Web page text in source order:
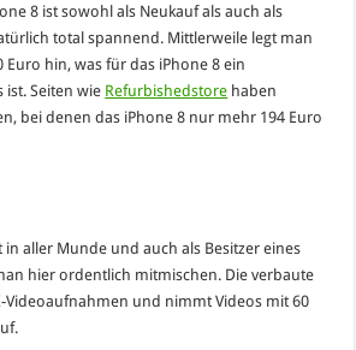
8 ist sowohl als Neukauf als auch als
total spannend. Mittlerweile legt man
Euro hin, was für das iPhone 8 ein
ist. Seiten wie Refurbishedstore haben
bei denen das iPhone 8 nur mehr 194 Euro
in aller Munde und auch als Besitzer eines
hier ordentlich mitmischen. Die verbaute
Videoaufnahmen und nimmt Videos mit 60